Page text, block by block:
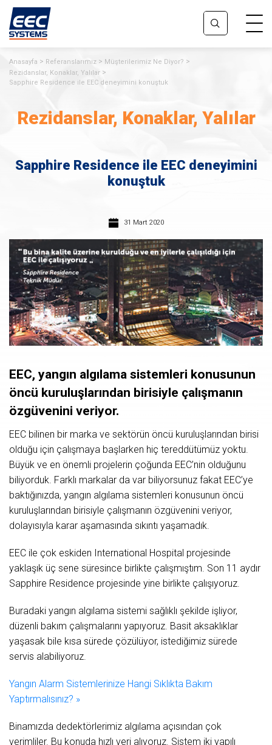
Anasayfa Referanslarımız
Müşterilerimiz Ne Diyor?
Rezidanslar, Konaklar, Yalılar
Sapphire Residence ile EEC deneyimini konuştuk
Rezidanslar, Konaklar, Yalılar
Sapphire Residence ile EEC deneyimini
konuştuk
31 Mart 2020
EEC, yangın algılama sistemleri konusunun
öncü kuruluşlarından birisiyle çalışmanın
özgüvenini veriyor.
EEC bilinen bir marka ve sektörün öncü kuruluşlarından birisi
olduğu için çalışmaya başlarken hiç tereddütümüz yoktu.
Büyük ve en önemli projelerin çoğunda EEC’nin olduğunu
biliyorduk. Farklı markalar da var biliyorsunuz fakat EEC’ye
baktığınızda, yangın algılama sistemleri konusunun öncü
kuruluşlarından birisiyle çalışmanın özgüvenini veriyor,
dolayısıyla karar aşamasında sıkıntı yaşamadık.
EEC ile çok eskiden International Hospital projesinde
yaklaşık üç sene süresince birlikte çalışmıştım. Son 11 aydır
Sapphire Residence projesinde yine birlikte çalışıyoruz.
Buradaki yangın algılama sistemi sağlıklı şekilde işliyor,
düzenli bakım çalışmalarını yapıyoruz. Basit aksaklıklar
yaşasak bile kısa sürede çözülüyor, istediğimiz sürede
servis alabiliyoruz.
Yangın Alarm Sistemlerinize Hangi Sıklıkta Bakım
Yaptırmalısınız? »
Binamızda dedektörlerimiz algılama açısından çok
verimliler. Bu konuda hızlı veri alıyoruz. Sistem iki yapılı